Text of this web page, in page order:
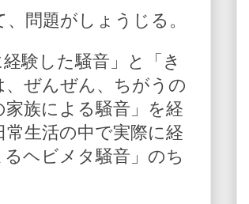
問題がしょうじる。
験した騒音」と「き
ぜんぜん、ちがうの
族による騒音」を経
生活の中で実際に経
ヘビメタ騒音」のち